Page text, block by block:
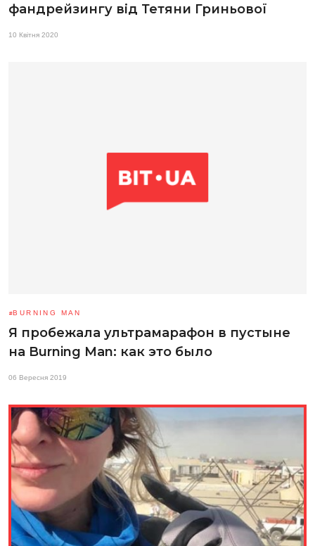
фандрейзингу від Тетяни Гриньової
10 Квітня 2020
BURNING MAN
Я пробежала ультрамарафон в пустыне
на Burning Man: как это было
06 Вересня 2019